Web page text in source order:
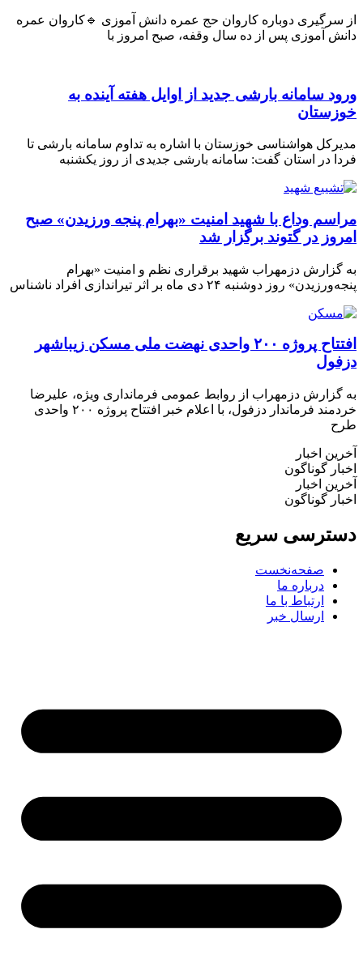
سرگیری دوباره کاروان حج عمره دانش آموزی 🔹کاروان عمره
آموزی پس از ده سال وقفه، صبح امروز با
سامانه بارشی جدید از اوایل هفته آینده به
هواشناسی خوزستان با اشاره به تداوم سامانه بارشی تا
در استان گفت: سامانه بارشی جدیدی از روز یکشنبه
وداع با شهید امنیت «بهرام پنجه ورزیدن» صبح
در گتوند برگزار شد
گزارش دزمهراب شهید برقراری نظم و امنیت «بهرام
روز دوشنبه ۲۴ دی ماه بر اثر تیراندازی افراد ناشناس
افتتاح پروژه ۲۰۰ واحدی نهضت ملی مسکن زیباشهر
گزارش دزمهراب از روابط عمومی فرمانداری ویژه، علیرضا
خردمند فرماندار دزفول، با اعلام خبر افتتاح پروژه ۲۰۰ واحدی
اخبار
گوناگون
اخبار
گوناگون
سریع
صفحه‌نخست
درباره ما
ارتباط با ما
ارسال خبر